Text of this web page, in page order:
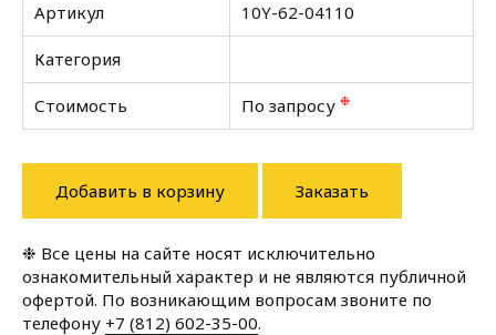
Артикул 10Y-62-04110
Категория
Стоимость По запросу ❉
Добавить в корзину Заказать
❉ Все цены на сайте носят исключительно
ознакомительный характер и не являются публичной
офертой. По возникающим вопросам звоните по
телефону +7 (812) 602-35-00.